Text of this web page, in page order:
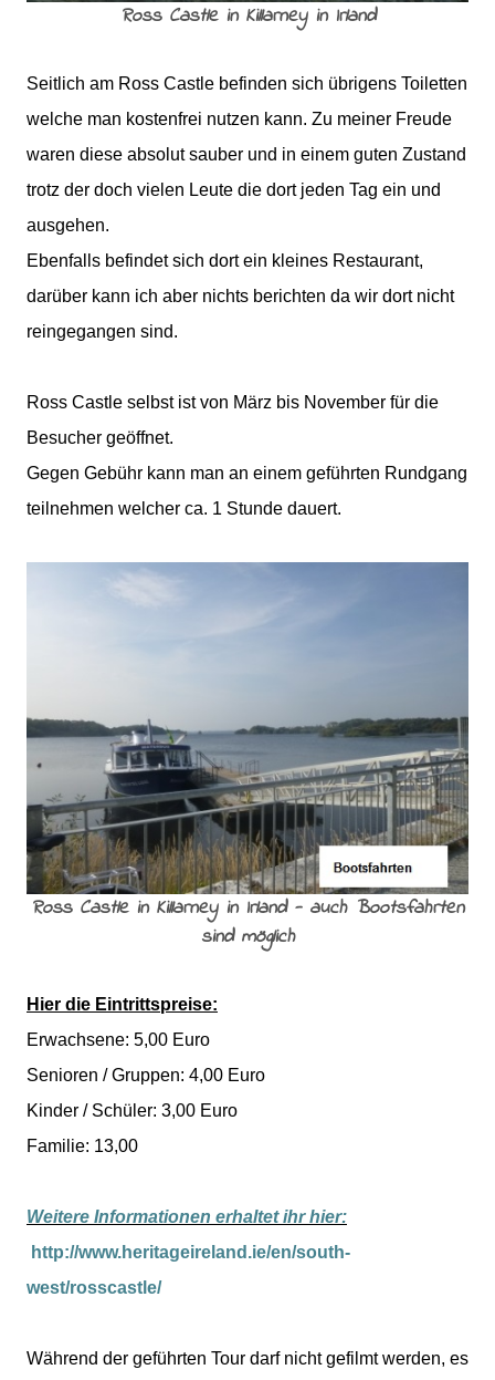
Ross Castle in Killarney in Irland
Seitlich am Ross Castle befinden sich übrigens Toiletten
welche man kostenfrei nutzen kann. Zu meiner Freude
waren diese absolut sauber und in einem guten Zustand
trotz der doch vielen Leute die dort jeden Tag ein und
ausgehen.
Ebenfalls befindet sich dort ein kleines Restaurant,
darüber kann ich aber nichts berichten da wir dort nicht
reingegangen sind.
Ross Castle selbst ist von März bis November für die
Besucher geöffnet.
Gegen Gebühr kann man an einem geführten Rundgang
teilnehmen welcher ca. 1 Stunde dauert.
Ross Castle in Killarney in Irland - auch Bootsfahrten
sind möglich
Hier die Eintrittspreise:
Erwachsene: 5,00 Euro
Senioren / Gruppen: 4,00 Euro
Kinder / Schüler: 3,00 Euro
Familie: 13,00
Weitere Informationen erhaltet ihr hier:
http://www.heritageireland.ie/en/south-
west/rosscastle/
Während der geführten Tour darf nicht gefilmt werden, es